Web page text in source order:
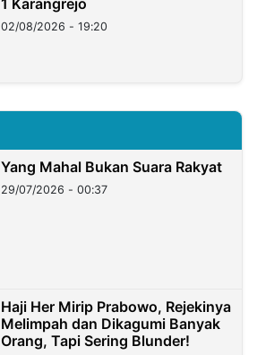
1 Karangrejo
02/08/2026 - 19:20
Yang Mahal Bukan Suara Rakyat
29/07/2026 - 00:37
Haji Her Mirip Prabowo, Rejekinya
Melimpah dan Dikagumi Banyak
Orang, Tapi Sering Blunder!